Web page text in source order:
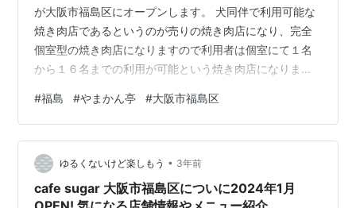
が大阪市福島区にオープンします。 犬同伴で利用可能な
焼き肉店であるというのが売りの焼き肉店になり、完全
個室型の焼き肉店になりますので利用者は個室にて１名
から１６名までの利用が可能という焼き肉店になりま
島 やまかん亭 大阪市福島区についに2024年9月OPEN!お
店の基本情報 店舗名 福島 やまかん亭 オープン日 2024
年9月 定休日 - 営業時間 9:30-23:00 場所 大阪市福島区
福島1-4-4 セントラル70 ※Google mapで開く 電話番号 -
公式HP やまかん亭 福島 や…
#福島 #やまかん亭 #大阪市福島区
ゆるくないけど楽しもう • 3年前
cafe sugar 大阪市福島区についに2024年1月